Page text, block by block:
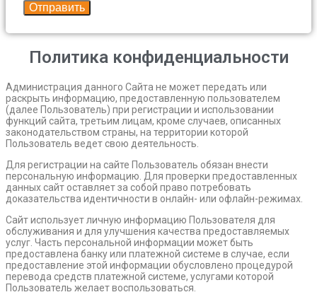
Отправить
Политика конфиденциальности
Администрация данного Сайта не может передать или
раскрыть информацию, предоставленную пользователем
(далее Пользователь) при регистрации и использовании
функций сайта, третьим лицам, кроме случаев, описанных
законодательством страны, на территории которой
Пользователь ведет свою деятельность.
Для регистрации на сайте Пользователь обязан внести
персональную информацию. Для проверки предоставленных
данных сайт оставляет за собой право потребовать
доказательства идентичности в онлайн- или офлайн-режимах.
Сайт использует личную информацию Пользователя для
обслуживания и для улучшения качества предоставляемых
услуг. Часть персональной информации может быть
предоставлена банку или платежной системе в случае, если
предоставление этой информации обусловлено процедурой
перевода средств платежной системе, услугами которой
Пользователь желает воспользоваться.